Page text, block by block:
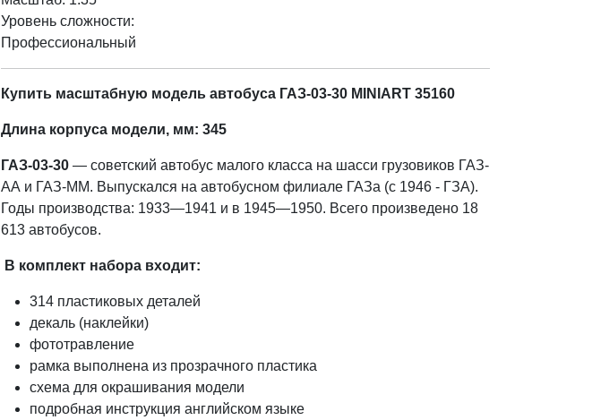
Уровень сложности:
Профессиональный
Купить масштабную модель автобуса ГАЗ-03-30 MINIART 35160
Длина корпуса модели, мм: 345
ГАЗ-03-30 — советский автобус малого класса на шасси грузовиков ГАЗ-
АА и ГАЗ-ММ. Выпускался на автобусном филиале ГАЗа (с 1946 - ГЗА).
Годы производства: 1933—1941 и в 1945—1950. Всего произведено 18
613 автобусов.
В комплект набора входит:
314 пластиковых деталей
декаль (наклейки)
фототравление
рамка выполнена из прозрачного пластика
схема для окрашивания модели
подробная инструкция английском языке